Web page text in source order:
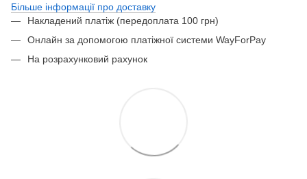
Більше інформації про доставку
Накладений платіж (передоплата 100 грн)
Онлайн за допомогою платіжної системи WayForPay
На розрахунковий рахунок